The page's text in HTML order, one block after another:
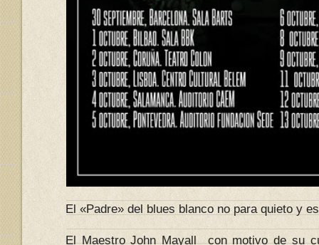
El «Padre» del blues blanco no para quieto y
El Maestro John Mayall con motivo de su